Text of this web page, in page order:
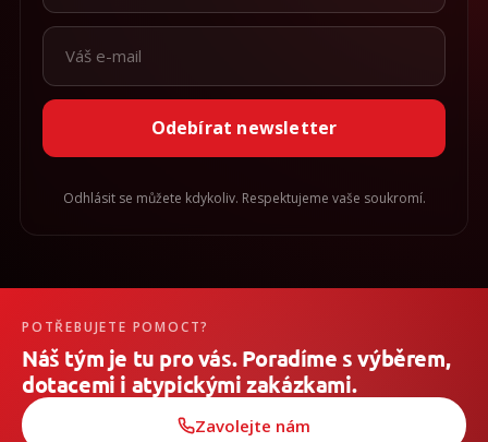
Odebírat newsletter
Odhlásit se můžete kdykoliv. Respektujeme vaše soukromí.
POTŘEBUJETE POMOCT?
Náš tým je tu pro vás. Poradíme s výběrem,
dotacemi i atypickými zakázkami.
Zavolejte nám